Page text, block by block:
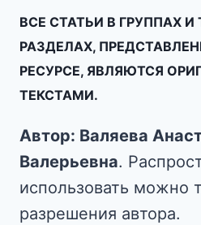
ВСЕ СТАТЬИ В ГРУППАХ
РАЗДЕЛАХ,
РЕСУРСЕ, ЯВЛЯЮТСЯ
ТЕКСТАМИ.
Автор: Валяева
Валерьевна.
использовать можно
разрешения автора.